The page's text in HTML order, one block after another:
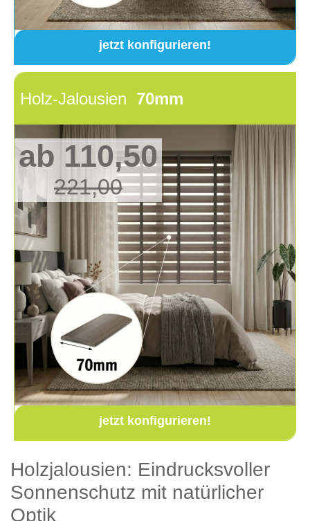
jetzt konfigurieren!
Holz-Jalousien 70mm
ab 110,50
221,00
jetzt konfigurieren!
Holzjalousien: Eindrucksvoller
Sonnenschutz mit natürlicher
Optik